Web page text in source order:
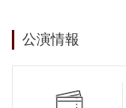
公演情報